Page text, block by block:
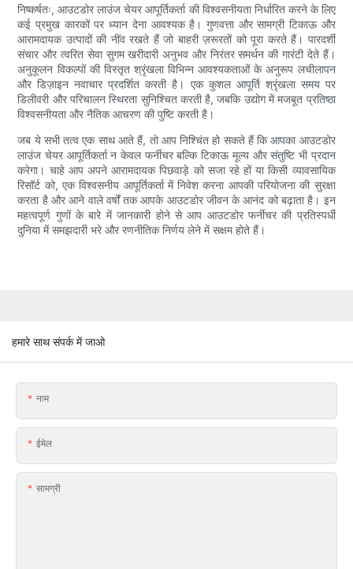
निष्कर्षतः, आउटडोर लाउंज चेयर आपूर्तिकर्ता की विश्वसनीयता निर्धारित करने के लिए
कई प्रमुख कारकों पर ध्यान देना आवश्यक है। गुणवत्ता और सामग्री टिकाऊ और
आरामदायक उत्पादों की नींव रखते हैं जो बाहरी ज़रूरतों को पूरा करते हैं। पारदर्शी
संचार और त्वरित सेवा सुगम खरीदारी अनुभव और निरंतर समर्थन की गारंटी देते हैं।
अनुकूलन विकल्पों की विस्तृत श्रृंखला विभिन्न आवश्यकताओं के अनुरूप लचीलापन
और डिज़ाइन नवाचार प्रदर्शित करती है। एक कुशल आपूर्ति श्रृंखला समय पर
डिलीवरी और परिचालन स्थिरता सुनिश्चित करती है, जबकि उद्योग में मजबूत प्रतिष्ठा
विश्वसनीयता और नैतिक आचरण की पुष्टि करती है।
जब ये सभी तत्व एक साथ आते हैं, तो आप निश्चिंत हो सकते हैं कि आपका आउटडोर
लाउंज चेयर आपूर्तिकर्ता न केवल फर्नीचर बल्कि टिकाऊ मूल्य और संतुष्टि भी प्रदान
करेगा। चाहे आप अपने आरामदायक पिछवाड़े को सजा रहे हों या किसी व्यावसायिक
रिसॉर्ट को, एक विश्वसनीय आपूर्तिकर्ता में निवेश करना आपकी परियोजना की सुरक्षा
करता है और आने वाले वर्षों तक आपके आउटडोर जीवन के आनंद को बढ़ाता है। इन
महत्वपूर्ण गुणों के बारे में जानकारी होने से आप आउटडोर फर्नीचर की प्रतिस्पर्धी
दुनिया में समझदारी भरे और रणनीतिक निर्णय लेने में सक्षम होते हैं।
हमारे साथ संपर्क में जाओ
नाम
ईमेल
सामग्री